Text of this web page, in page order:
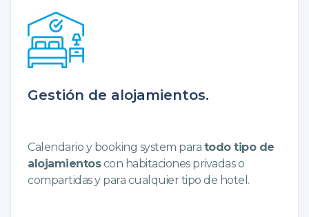
Gestión de alojamientos.
Calendario y booking system para todo tipo de
alojamientoscon habitaciones privadas o
compartidas y para cualquier tipo de hotel.